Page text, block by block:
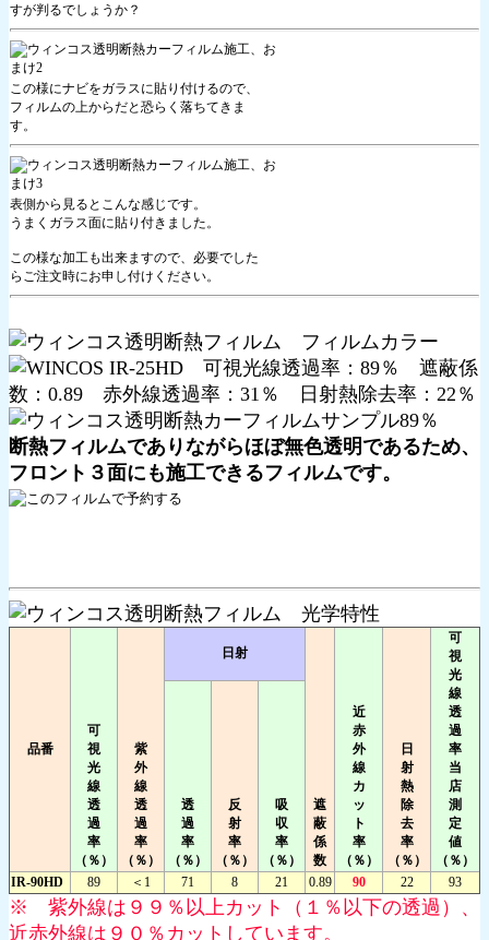
すが判るでしょうか？
この様にナビをガラスに貼り付けるので、
フィルムの上からだと恐らく落ちてきま
す。
表側から見るとこんな感じです。
うまくガラス面に貼り付きました。
この様な加工も出来ますので、必要でした
らご注文時にお申し付けください。
断熱フィルムでありながらほぼ無色透明であるため、
フロント３面にも施工できるフィルムです。
品番
可
視
光
線
透
過
率
（％）
紫
外
線
透
過
率
（％）
日射
遮
蔽
係
数
近
赤
外
線
カ
ッ
ト
率
（％）
日
射
熱
除
去
率
（％）
可
視
光
線
透
過
率
当
店
測
定
値
（％）
透
過
率
（％）
反
射
率
（％）
吸
収
率
（％）
IR-90HD
89 ＜1 71 8 21 0.89 90 22 93
※ 紫外線は９９％以上カット（１％以下の透過）、
近赤外線は９０％カットしています。